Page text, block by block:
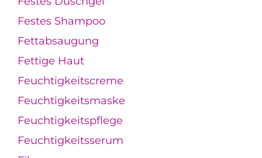
Festes Shampoo
Fettabsaugung
Fettige Haut
Feuchtigkeitscreme
Feuchtigkeitsmaske
Feuchtigkeitspflege
Feuchtigkeitsserum